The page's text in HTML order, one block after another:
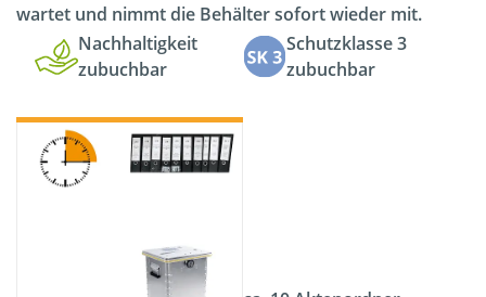
wartet und nimmt die Behälter sofort wieder mit.
Nachhaltigkeit
zubuchbar
Schutzklasse 3
zubuchbar